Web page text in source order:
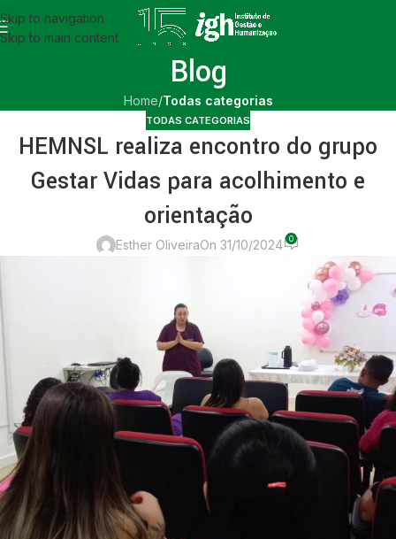
Skip to navigation
Skip to main content
Blog
Home/Todas categorias
TODAS CATEGORIAS
HEMNSL realiza encontro do grupo
Gestar Vidas para acolhimento e
orientação
Esther OliveiraOn 31/10/2024 0